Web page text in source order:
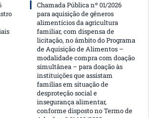
Chamada Pública nº 01/2026
para aquisição de gêneros
alimentícios da agricultura
familiar, com dispensa de
licitação, no âmbito do Programa
de Aquisição de Alimentos –
modalidade compra com doação
simultânea – para doação às
instituições que assistam
famílias em situação de
desproteção social e
insegurança alimentar,
conforme disposto no Termo de